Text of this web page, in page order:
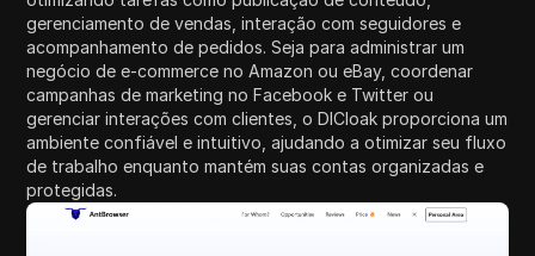
gerenciamento de vendas, interação com seguidores e
acompanhamento de pedidos. Seja para administrar um
negócio de e-commerce no Amazon ou eBay, coordenar
campanhas de marketing no Facebook e Twitter ou
gerenciar interações com clientes, o DICloak proporciona um
ambiente confiável e intuitivo, ajudando a otimizar seu fluxo
de trabalho enquanto mantém suas contas organizadas e
protegidas.